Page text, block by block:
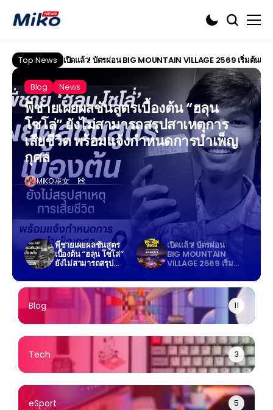
Top News เปิดแล้ว! บัตรผ่อน BIG MOUNTAIN VILLAGE 2569 เริ่มต้นเ
Blog News
พี่ชายเผยผลชันสูตรเบื้องต้น “ฮลุน
โซโล่” ยังไม่สามารถสรุปสาเหตุการ
เสียชีวิต พร้อมแจ้งกำหนดการบำเพ็ญ
กุศล
MiKO 巫女
พี่ชายเผยผลชันสูตร
เบื้องต้น “ฮลุน โซโล่”
ยังไม่สามารถสรุป
พร้อมแจ้งกำหนดการ
บำเพ็ญกุศล
เปิดแล้ว! บัตรผ่อน
BIG MOUNTAIN
VILLAGE 2569 เริ่ม
ผ่อน 0% ไม่มีบัตร
เครดิตก็ซื้อได้
Blog 11
Tech 3
eSport 5